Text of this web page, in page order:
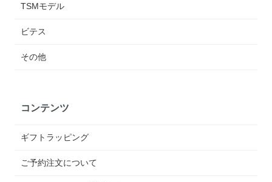
TSMモデル
ビテス
その他
コンテンツ
ギフトラッピング
ご予約注文について